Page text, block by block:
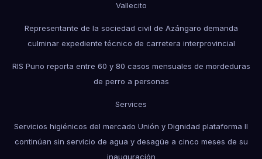
Vallecito
Representante de la sociedad civil de Azángaro demanda
culminar expediente técnico de carretera interprovincial
RIS Puno reporta entre 60 y 80 casos mensuales de mordeduras
de perro a personas
Services
Servicios higiénicos del mercado Unión y Dignidad plataforma II
continúan sin servicio de agua y desagüe a cinco meses de su
inauguración